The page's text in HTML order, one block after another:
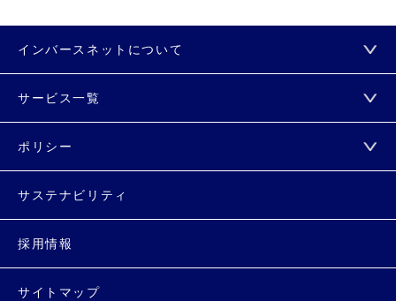
インバースネットについて
サービス一覧
ポリシー
サステナビリティ
採用情報
サイトマップ